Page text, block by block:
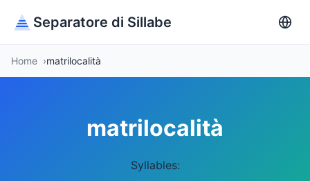
Separatore di Sillabe
Home matrilocalità
matrilocalità
Syllables: